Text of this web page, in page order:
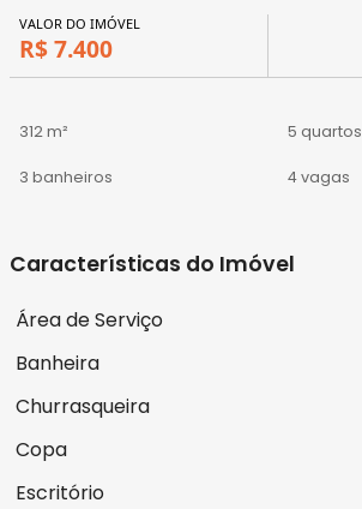
VALOR DO IMÓVEL
R$ 7.400
312 m² 5 quartos
3 banheiros 4 vagas
Características do Imóvel
Área de Serviço
Banheira
Churrasqueira
Copa
Escritório